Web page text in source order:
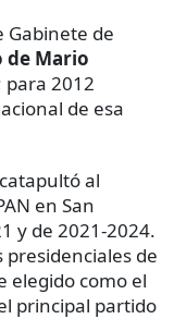
Gabinete de
de Mario
para 2012
de esa
al
en San
y de 2021-2024.
presidenciales de
elegido como el
principal partido